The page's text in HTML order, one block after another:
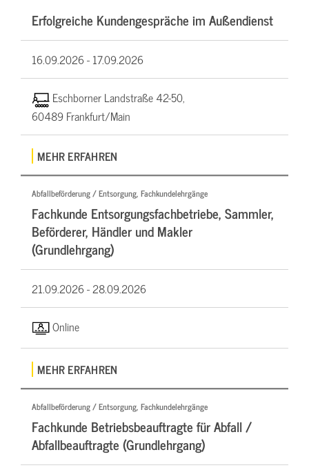
Erfolgreiche Kundengespräche im Außendienst
16.09.2026 -17.09.2026
Eschborner Landstraße 42-50,
60489 Frankfurt/Main
MEHR ERFAHREN
Abfallbeförderung / Entsorgung, Fachkundelehrgänge
Fachkunde Entsorgungsfachbetriebe, Sammler,
Beförderer, Händler und Makler
(Grundlehrgang)
21.09.2026 -28.09.2026
Online
MEHR ERFAHREN
Abfallbeförderung / Entsorgung, Fachkundelehrgänge
Fachkunde Betriebsbeauftragte für Abfall /
Abfallbeauftragte (Grundlehrgang)